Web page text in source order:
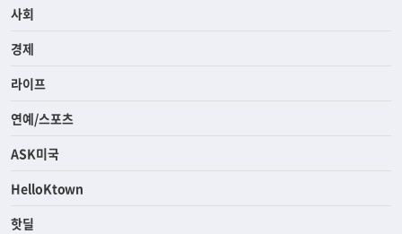
사회
경제
라이프
연예/스포츠
ASK미국
HelloKtown
핫딜